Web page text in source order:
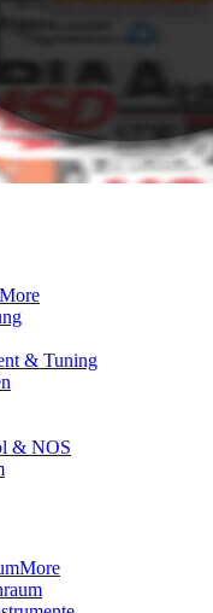
More
& Tuning
& NOS
More